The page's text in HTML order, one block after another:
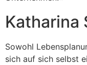
Katharina
Sowohl
sich auf sich selbst